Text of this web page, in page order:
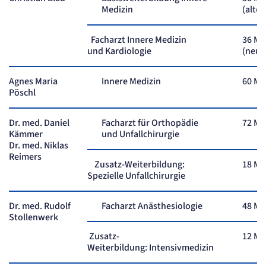
Medizin
(alte
Facharzt Innere Medizin
und Kardiologie
36
Agnes Maria
Pöschl
Innere Medizin 60
Dr. med. Daniel
Kämmer
Dr. med. Niklas
Reimers
Facharzt für Orthopädie
und Unfallchirurgie
72
Zusatz-Weiterbildung:
Spezielle Unfallchirurgie
18
Dr. med. Rudolf
Stollenwerk
Facharzt Anästhesiologie 48
Zusatz-
Weiterbildung: Intensivmedizin
12
Session
Einverständnis-Cookie
Artemed SE
Zweck:
Domäne.
Cookie Laufzeit:
1 Jahr
STATISTIK
Statistik Cookies erfassen Informationen
anonym. Diese Informationen helfen uns
zu verstehen, wie unsere Besucher unsere
Website nutzen.
Matelso Telefontracking